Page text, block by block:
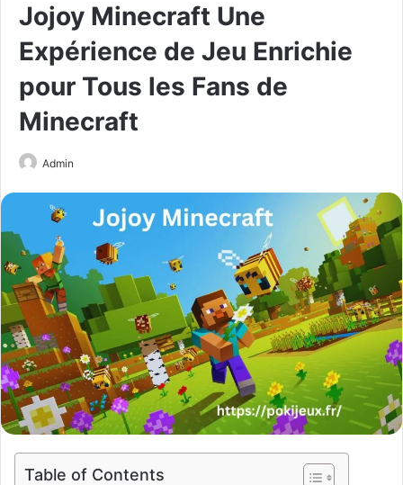
Jojoy Minecraft Une
Expérience de Jeu Enrichie
pour Tous les Fans de
Minecraft
Admin
email
Table of Contents